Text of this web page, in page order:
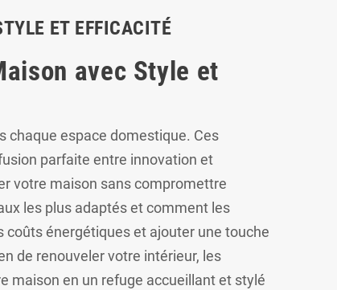
ET EFFICACITÉ
avec Style et
chaque espace domestique. Ces
parfaite entre innovation et
votre maison sans compromettre
les plus adaptés et comment les
énergétiques et ajouter une touche
de renouveler votre intérieur, les
maison en un refuge accueillant et stylé